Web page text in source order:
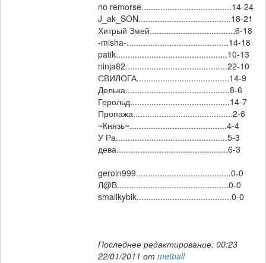
no remorse......................................14-24
J_ak_SON.......................................18-21
Хитрый Змей....................................6-18
-misha-...........................................14-18
patik...............................................10-13
ninja82...........................................22-10
СВИЛОГА.......................................14-9
Делька............................................8-6
Герольд..........................................14-7
Пропажа..........................................2-6
~Князь~.........................................4-4
У Ра...............................................5-3
дева...............................................6-3
geroin999........................................0-0
Л@В...............................................0-0
smallkybik........................................0-0
Последнее редактирование: 00:23
22/01/2011 от metball